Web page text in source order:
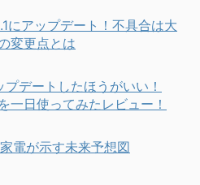
にアップデート！不具合は大
変更点とは
デートしたほうがいい！
一日使ってみたレビュー！
電が示す未来予想図